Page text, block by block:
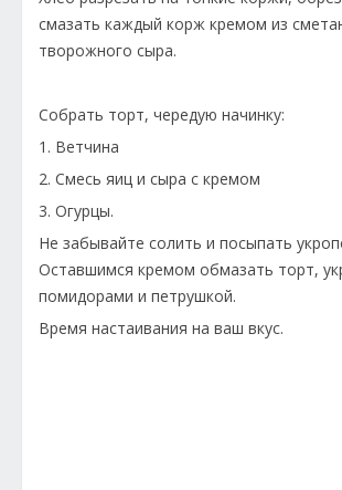
смазать каждый корж кремом из
творожного сыра.
Собрать торт, чередую начинку:
1. Ветчина
2. Смесь яиц и сыра с кремом
3. Огурцы.
Не забывайте солить и посыпать
Оставшимся кремом обмазать торт,
помидорами и петрушкой.
Время настаивания на ваш вкус.